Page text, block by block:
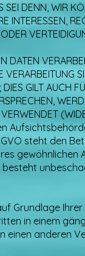
SEI DENN, WIR
INTERESSEN,
DATEN
VERARBEITUNG
GILT AUCH
steht den
Grundlage
in einem
einen anderen